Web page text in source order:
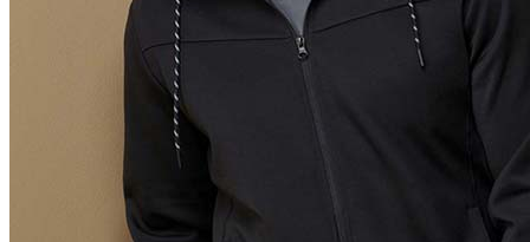
Military Green (MIL)
Bottle Green (BOG)
Dark Chocolate (DCH)
Blue Midnight Dip (BMD)
Light Grey Melange (LGM)